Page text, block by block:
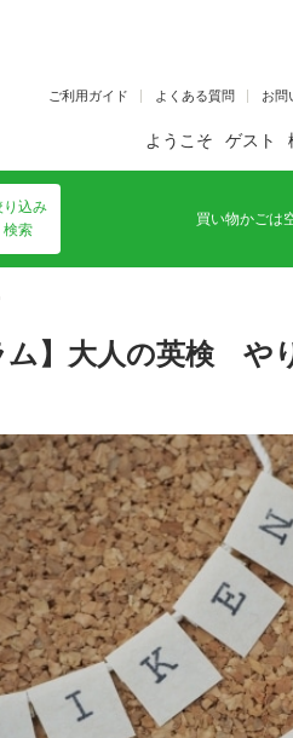
ご利用ガイド よくある質問 お問
ようこそ ゲスト
り込み
検索
買い物かごは
ム】大人の英検 や